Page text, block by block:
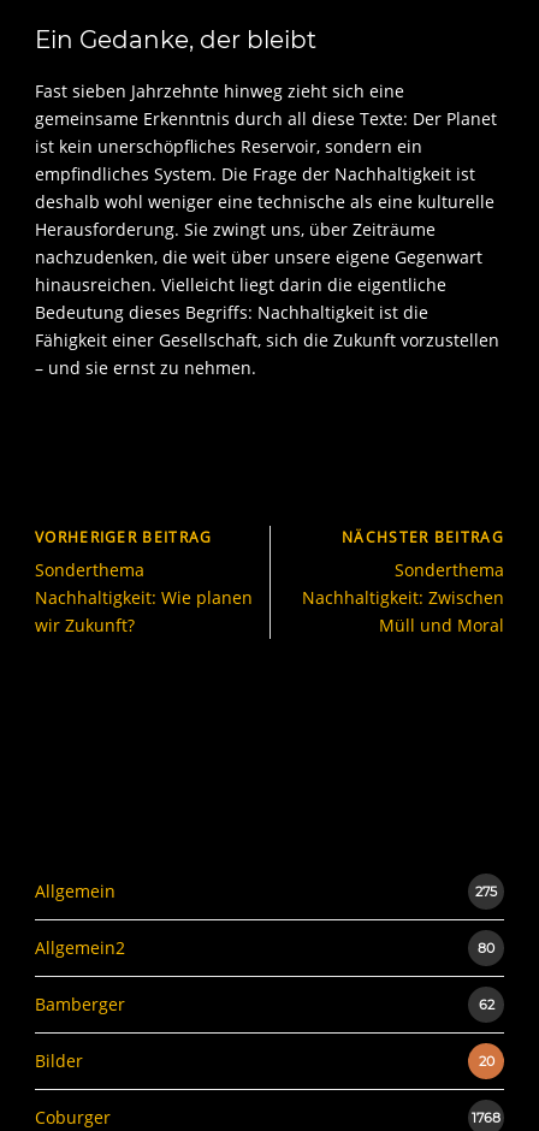
Ein Gedanke, der bleibt
Fast sieben Jahrzehnte hinweg zieht sich eine
gemeinsame Erkenntnis durch all diese Texte: Der Planet
ist kein unerschöpfliches Reservoir, sondern ein
empfindliches System. Die Frage der Nachhaltigkeit ist
deshalb wohl weniger eine technische als eine kulturelle
Herausforderung. Sie zwingt uns, über Zeiträume
nachzudenken, die weit über unsere eigene Gegenwart
hinausreichen. Vielleicht liegt darin die eigentliche
Bedeutung dieses Begriffs: Nachhaltigkeit ist die
Fähigkeit einer Gesellschaft, sich die Zukunft vorzustellen
– und sie ernst zu nehmen.
VORHERIGER BEITRAG
Sonderthema
Nachhaltigkeit: Wie planen
wir Zukunft?
NÄCHSTER BEITRAG
Sonderthema
Nachhaltigkeit: Zwischen
Müll und Moral
Allgemein 275
Allgemein2 80
Bamberger 62
Bilder 20
Coburger 1768